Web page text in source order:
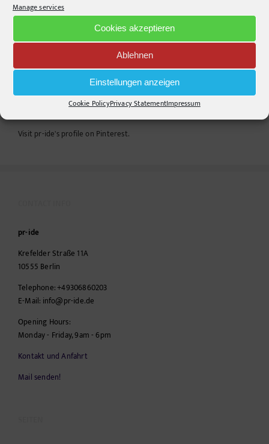
Manage services
Cookies akzeptieren
Ablehnen
Einstellungen anzeigen
Cookie PolicyPrivacy StatementImpressum
Archives
Visit pr-ide's profile on Pinterest.
pr-ide
Krefelder Straße 11A
10555 Berlin
Telephone:+49306860203
E-Mail: info@pr-ide.de
Opening Hours:
Monday - Friday, 9am - 6pm
Kontakt und Anfahrt
Mail senden!